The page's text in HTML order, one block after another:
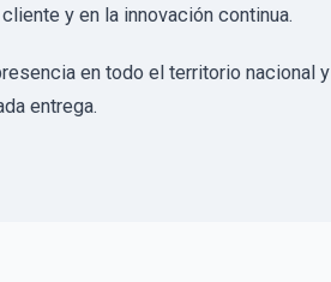
y en la innovación continua.
en todo el territorio nacional y
entrega.